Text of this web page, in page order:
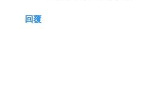
回覆